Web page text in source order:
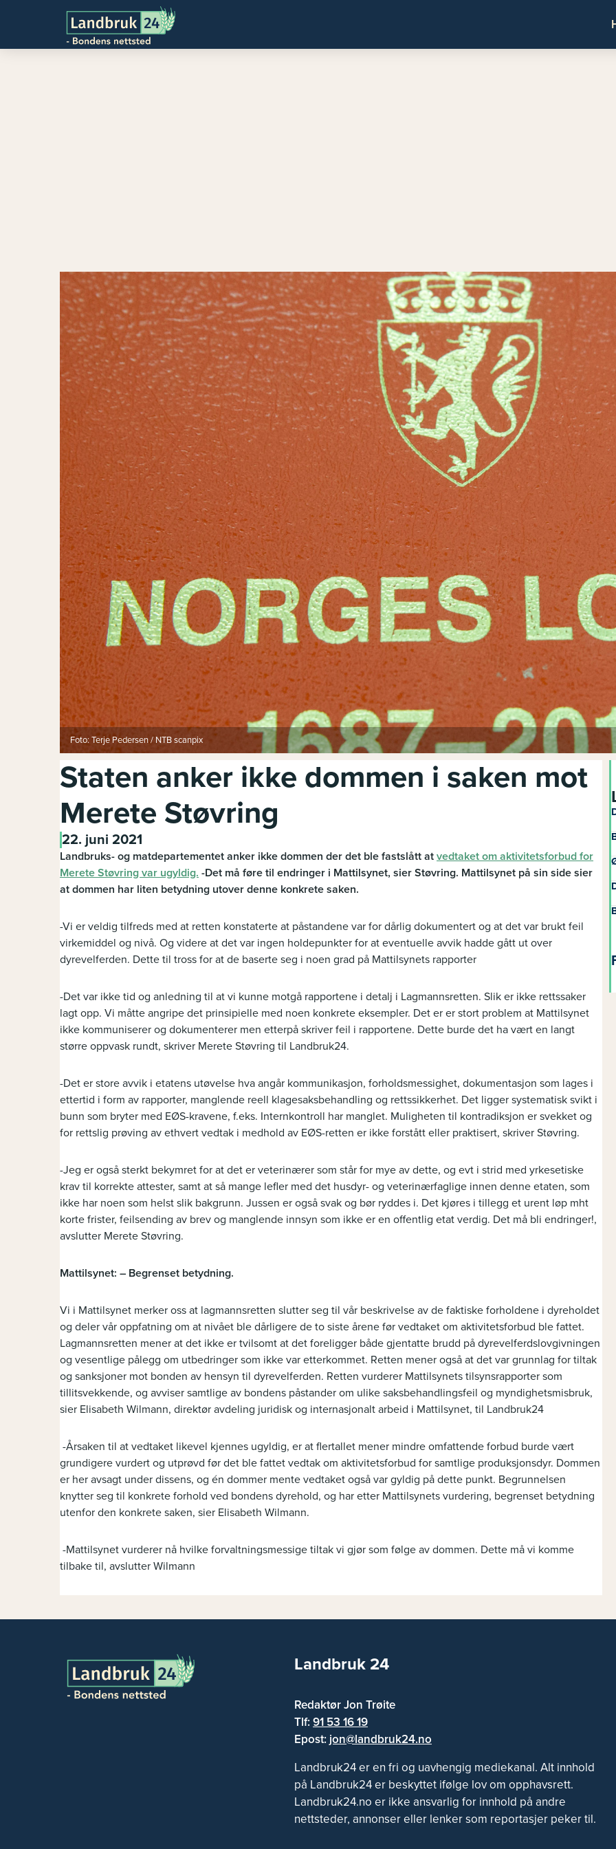
Foto: Terje Pedersen / NTB scanpix
Staten anker ikke dommen i saken mot
Merete Støvring
22. juni 2021
Landbruks- og matdepartementet anker ikke dommen der det ble fastslått at vedtaket om aktivitetsforbud for
Merete Støvring var ugyldig. -Det må føre til endringer i Mattilsynet, sier Støvring. Mattilsynet på sin side sier
at dommen har liten betydning utover denne konkrete saken.
-Vi er veldig tilfreds med at retten konstaterte at påstandene var for dårlig dokumentert og at det var brukt feil
virkemiddel og nivå. Og videre at det var ingen holdepunkter for at eventuelle avvik hadde gått ut over
dyrevelferden. Dette til tross for at de baserte seg i noen grad på Mattilsynets rapporter
-Det var ikke tid og anledning til at vi kunne motgå rapportene i detalj i Lagmannsretten. Slik er ikke rettssaker
lagt opp. Vi måtte angripe det prinsipielle med noen konkrete eksempler. Det er er stort problem at Mattilsynet
ikke kommuniserer og dokumenterer men etterpå skriver feil i rapportene. Dette burde det ha vært en langt
større oppvask rundt, skriver Merete Støvring til Landbruk24.
-Det er store avvik i etatens utøvelse hva angår kommunikasjon, forholdsmessighet, dokumentasjon som lages i
ettertid i form av rapporter, manglende reell klagesaksbehandling og rettssikkerhet. Det ligger systematisk svikt i
bunn som bryter med EØS-kravene, f.eks. Internkontroll har manglet. Muligheten til kontradiksjon er svekket og
for rettslig prøving av ethvert vedtak i medhold av EØS-retten er ikke forstått eller praktisert, skriver Støvring.
-Jeg er også sterkt bekymret for at det er veterinærer som står for mye av dette, og evt i strid med yrkesetiske
krav til korrekte attester, samt at så mange lefler med det husdyr- og veterinærfaglige innen denne etaten, som
ikke har noen som helst slik bakgrunn. Jussen er også svak og bør ryddes i. Det kjøres i tillegg et urent løp mht
korte frister, feilsending av brev og manglende innsyn som ikke er en offentlig etat verdig. Det må bli endringer!,
avslutter Merete Støvring.
Mattilsynet: – Begrenset betydning.
Vi i Mattilsynet merker oss at lagmannsretten slutter seg til vår beskrivelse av de faktiske forholdene i dyreholdet
og deler vår oppfatning om at nivået ble dårligere de to siste årene før vedtaket om aktivitetsforbud ble fattet.
Lagmannsretten mener at det ikke er tvilsomt at det foreligger både gjentatte brudd på dyrevelferdslovgivningen
og vesentlige pålegg om utbedringer som ikke var etterkommet. Retten mener også at det var grunnlag for tiltak
og sanksjoner mot bonden av hensyn til dyrevelferden. Retten vurderer Mattilsynets tilsynsrapporter som
tillitsvekkende, og avviser samtlige av bondens påstander om ulike saksbehandlingsfeil og myndighetsmisbruk,
sier Elisabeth Wilmann, direktør avdeling juridisk og internasjonalt arbeid i Mattilsynet, til Landbruk24
-Årsaken til at vedtaket likevel kjennes ugyldig, er at flertallet mener mindre omfattende forbud burde vært
grundigere vurdert og utprøvd før det ble fattet vedtak om aktivitetsforbud for samtlige produksjonsdyr. Dommen
er her avsagt under dissens, og én dommer mente vedtaket også var gyldig på dette punkt. Begrunnelsen
knytter seg til konkrete forhold ved bondens dyrehold, og har etter Mattilsynets vurdering, begrenset betydning
utenfor den konkrete saken, sier Elisabeth Wilmann.
-Mattilsynet vurderer nå hvilke forvaltningsmessige tiltak vi gjør som følge av dommen. Dette må vi komme
tilbake til, avslutter Wilmann
Landbruk 24
Redaktør Jon Trøite
Tlf:91 53 16 19
Epost: jon@landbruk24.no
Landbruk24 er en fri og uavhengig mediekanal. Alt innhold
på Landbruk24 er beskyttet ifølge lov om opphavsrett.
Landbruk24.no er ikke ansvarlig for innhold på andre
nettsteder, annonser eller lenker som reportasjer peker til.